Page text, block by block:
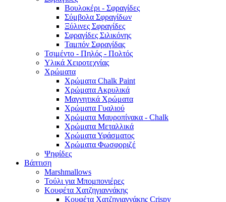
Βουλοκέρι - Σφραγίδες
Σύμβολα Σφραγίδων
Ξύλινες Σφραγίδες
Σφραγίδες Σιλικόνης
Ταμπόν Σφραγίδας
Τσιμέντο - Πηλός - Πολτός
Υλικά Χειροτεχνίας
Χρώματα
Χρώματα Chalk Paint
Χρώματα Ακρυλικά
Μαγνητικά Χρώματα
Χρώματα Γυαλιού
Χρώματα Μαυροπίνακα - Chalk
Χρώματα Μεταλλικά
Χρώματα Υφάσματος
Χρώματα Φωσφοριζέ
Ψηφίδες
Βάπτιση
Marshmallows
Τούλι για Μπομπονιέρες
Κουφέτα Χατζηγιαννάκης
Κουφέτα Χατζηγιαννάκης Crispy